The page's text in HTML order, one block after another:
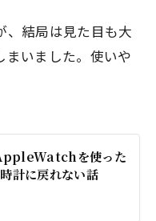
、結局は見た目も大
まいました。使いや
AppleWatchを使った
計に戻れない話